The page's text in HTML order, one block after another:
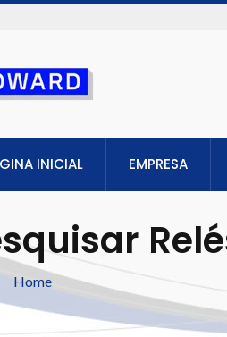
INICIAL EMPRESA
Home